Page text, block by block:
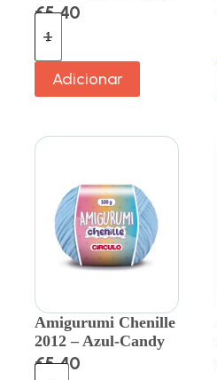
€5.40
Adicionar
Amigurumi Chenille
2012 – Azul-Candy
€5.40